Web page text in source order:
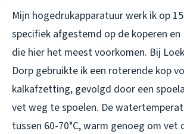
Mijn hogedrukapparatuur werk ik op
specifiek afgestemd op de koperen en
die hier het meest voorkomen. Bij
Dorp gebruikte ik een roterende kop
kalkafzetting, gevolgd door een
vet weg te spoelen. De
tussen 60-70°C, warm genoeg om vet